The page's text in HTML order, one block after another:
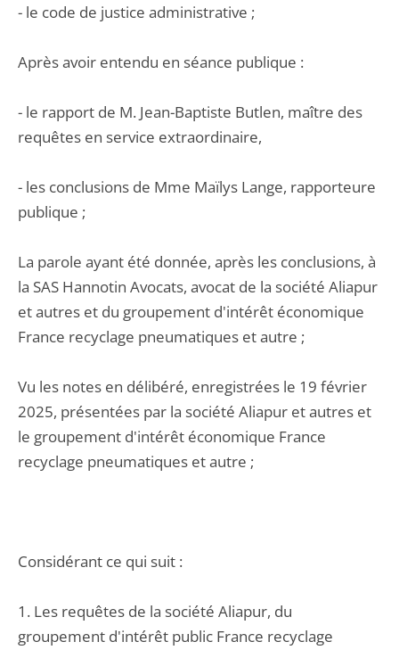
- le code de justice administrative ;
Après avoir entendu en séance publique :
- le rapport de M. Jean-Baptiste Butlen, maître des
requêtes en service extraordinaire,
- les conclusions de Mme Maïlys Lange, rapporteure
publique ;
La parole ayant été donnée, après les conclusions, à
la SAS Hannotin Avocats, avocat de la société Aliapur
et autres et du groupement d'intérêt économique
France recyclage pneumatiques et autre ;
Vu les notes en délibéré, enregistrées le 19 février
2025, présentées par la société Aliapur et autres et
le groupement d'intérêt économique France
recyclage pneumatiques et autre ;
Considérant ce qui suit :
1. Les requêtes de la société Aliapur, du
groupement d'intérêt public France recyclage